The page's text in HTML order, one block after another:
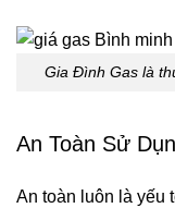
Gia Đình Gas là
An Toàn Sử
An toàn luôn là yếu